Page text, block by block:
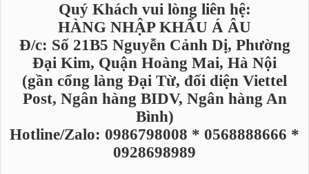
Quý Khách vui lòng liên hệ:
HÀNG NHẬP KHẨU Á ÂU
Đ/c: Số 21B5 Nguyễn Cảnh Dị, Phường
Đại Kim, Quận Hoàng Mai, Hà Nội
(gần cổng làng Đại Từ, đối diện Viettel
Post, Ngân hàng BIDV, Ngân hàng An
Bình)
Hotline/Zalo: 0986798008 * 0568888666 *
0928698989